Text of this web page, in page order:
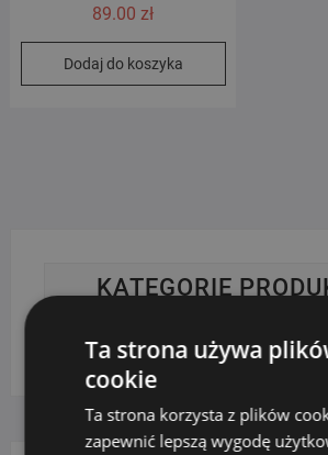
89.00zł
Dodaj do koszyka
KATEGORIE
Wybierz kategorię
Ta strona używa
cookie
Ta strona korzysta z plików
zapewnić lepszą wygodę